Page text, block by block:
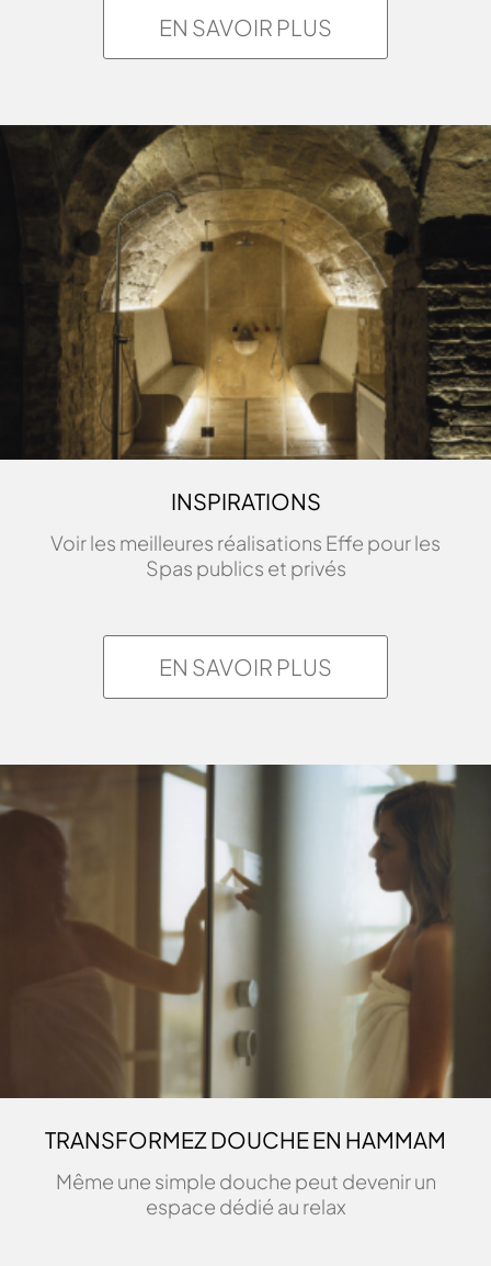
EN SAVOIR PLUS
INSPIRATIONS
Voir les meilleures réalisations Effe pour les
Spas publics et privés
EN SAVOIR PLUS
TRANSFORMEZ DOUCHE EN HAMMAM
Même une simple douche peut devenir un
espace dédié au relax